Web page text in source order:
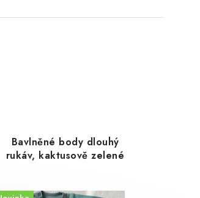
Bavlněné body dlouhý
rukáv, kaktusově zelené